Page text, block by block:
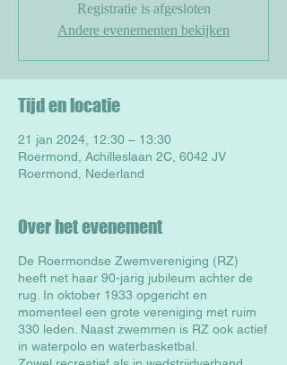
Registratie is afgesloten
Andere evenementen bekijken
Tijd en locatie
21 jan 2024, 12:30 – 13:30
Roermond, Achilleslaan 2C, 6042 JV
Roermond, Nederland
Over het evenement
De Roermondse Zwemvereniging (RZ)
heeft net haar 90-jarig jubileum achter de
rug. In oktober 1933 opgericht en
momenteel een grote vereniging met ruim
330 leden. Naast zwemmen is RZ ook actief
in waterpolo en waterbasketbal.